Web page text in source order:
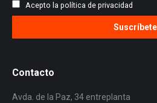
Acepto la política de privacidad
Contacto
Avda. de la Paz, 34 entreplanta